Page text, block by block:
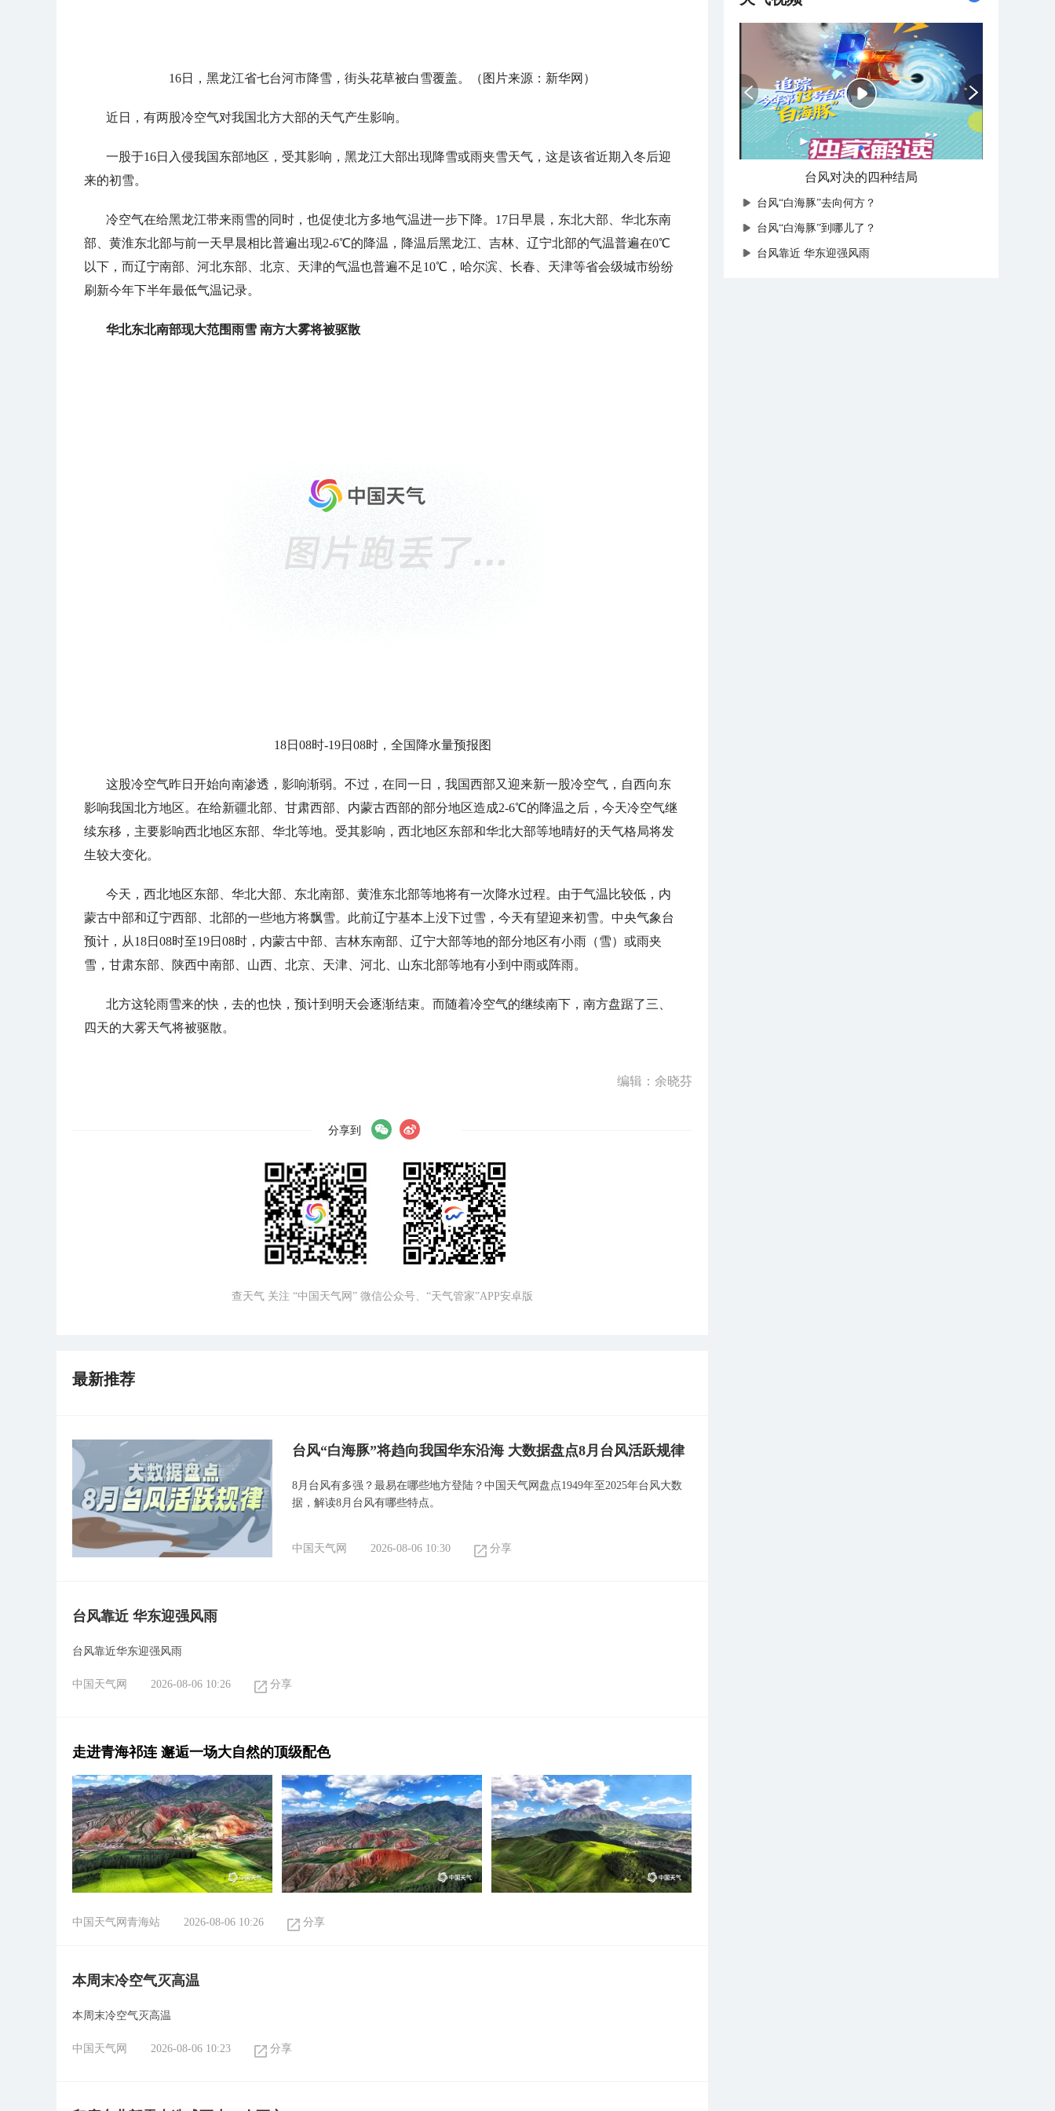
16日，黑龙江省七台河市降雪，街头花草被白雪覆盖。（图片来源：新华网）
近日，有两股冷空气对我国北方大部的天气产生影响。
一股于16日入侵我国东部地区，受其影响，黑龙江大部出现降雪或雨夹雪天气，这是该省近期入冬后迎
来的初雪。
冷空气在给黑龙江带来雨雪的同时，也促使北方多地气温进一步下降。17日早晨，东北大部、华北东南
部、黄淮东北部与前一天早晨相比普遍出现2-6℃的降温，降温后黑龙江、吉林、辽宁北部的气温普遍在0℃
以下，而辽宁南部、河北东部、北京、天津的气温也普遍不足10℃，哈尔滨、长春、天津等省会级城市纷纷
刷新今年下半年最低气温记录。
华北东北南部现大范围雨雪 南方大雾将被驱散
18日08时-19日08时，全国降水量预报图
这股冷空气昨日开始向南渗透，影响渐弱。不过，在同一日，我国西部又迎来新一股冷空气，自西向东
影响我国北方地区。在给新疆北部、甘肃西部、内蒙古西部的部分地区造成2-6℃的降温之后，今天冷空气继
续东移，主要影响西北地区东部、华北等地。受其影响，西北地区东部和华北大部等地晴好的天气格局将发
生较大变化。
今天，西北地区东部、华北大部、东北南部、黄淮东北部等地将有一次降水过程。由于气温比较低，内
蒙古中部和辽宁西部、北部的一些地方将飘雪。此前辽宁基本上没下过雪，今天有望迎来初雪。中央气象台
预计，从18日08时至19日08时，内蒙古中部、吉林东南部、辽宁大部等地的部分地区有小雨（雪）或雨夹
雪，甘肃东部、陕西中南部、山西、北京、天津、河北、山东北部等地有小到中雨或阵雨。
北方这轮雨雪来的快，去的也快，预计到明天会逐渐结束。而随着冷空气的继续南下，南方盘踞了三、
四天的大雾天气将被驱散。
编辑：余晓芬
分享到
查天气 关注 “中国天气网” 微信公众号、“天气管家”APP安卓版
最新推荐
台风“白海豚”将趋向我国华东沿海 大数据盘点8月台风活跃规律
8月台风有多强？最易在哪些地方登陆？中国天气网盘点1949年至2025年台风大数
据，解读8月台风有哪些特点。
中国天气网 2026-08-06 10:30 分享
台风靠近 华东迎强风雨
台风靠近华东迎强风雨
中国天气网 2026-08-06 10:26 分享
走进青海祁连 邂逅一场大自然的顶级配色
中国天气网青海站 2026-08-06 10:26 分享
本周末冷空气灭高温
本周末冷空气灭高温
中国天气网 2026-08-06 10:23 分享
台风对决的四种结局
台风“白海豚”去向何方？
台风“白海豚”到哪儿了？
台风靠近 华东迎强风雨